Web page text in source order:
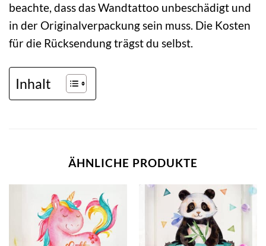
beachte, dass das Wandtattoo unbeschädigt und
in der Originalverpackung sein muss. Die Kosten
für die Rücksendung trägst du selbst.
Inhalt
ÄHNLICHE PRODUKTE